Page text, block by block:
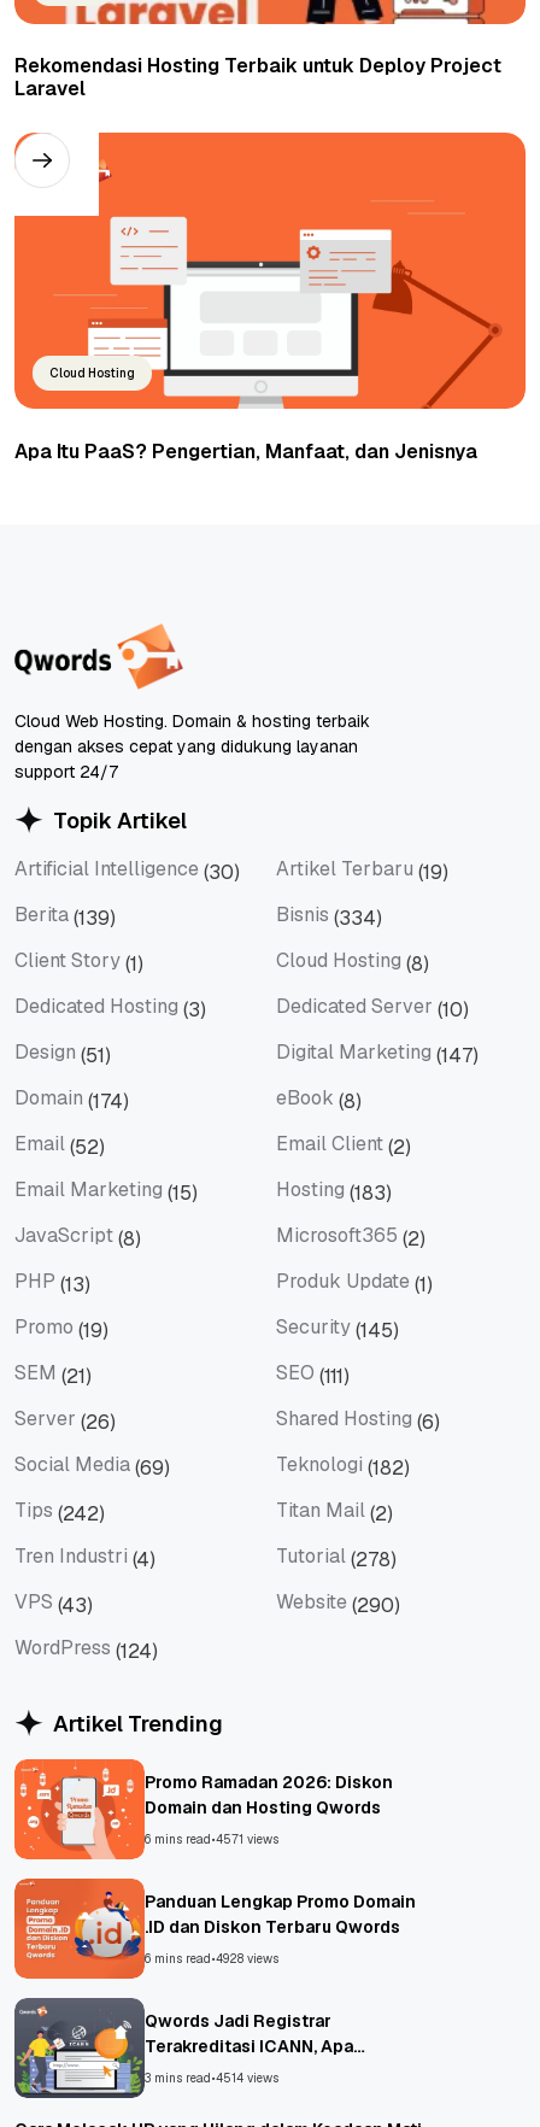
Rekomendasi Hosting Terbaik untuk Deploy Project
Laravel
Cloud Hosting
Apa Itu PaaS? Pengertian, Manfaat, dan Jenisnya
Cloud Web Hosting. Domain & hosting terbaik
dengan akses cepat yang didukung layanan
support 24/7
Topik Artikel
Artificial Intelligence (30) Artikel Terbaru (19)
Berita(139) Bisnis (334)
Client Story(1) Cloud Hosting (8)
Dedicated Hosting (3) Dedicated Server (10)
Design (51) Digital Marketing (147)
Domain (174) eBook (8)
Email(52) Email Client(2)
Email Marketing (15) Hosting (183)
JavaScript(8) Microsoft365 (2)
PHP (13) Produk Update (1)
Promo (19) Security(145)
SEM (21) SEO (111)
Server (26) Shared Hosting (6)
Social Media(69) Teknologi (182)
Tips (242) Titan Mail(2)
Tren Industri (4) Tutorial(278)
VPS (43) Website (290)
WordPress (124)
Artikel Trending
Promo Ramadan 2026: Diskon
Domain dan Hosting Qwords
6 mins read•4571 views
Panduan Lengkap Promo Domain
.ID dan Diskon Terbaru Qwords
6 mins read•4928 views
Qwords Jadi Registrar
Terakreditasi ICANN, Apa
Untungnya?
3 mins read•4514 views